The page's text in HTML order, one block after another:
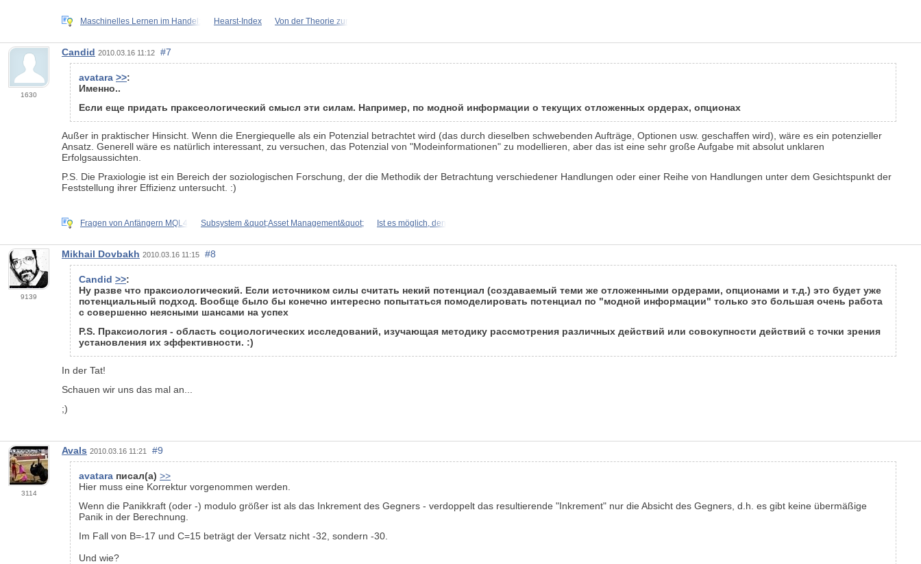
Maschinelles Lernen im Handel: Hearst-Index Von der Theorie zur
1630
Candid 2010.03.16 11:12 #7
avatara >>:
Именно..
Если еще придать праксеологический смысл эти силам. Например, по модной информации о текущих отложенных ордерах, опционах
Außer in praktischer Hinsicht. Wenn die Energiequelle als ein Potenzial betrachtet wird (das durch dieselben schwebenden Aufträge, Optionen usw. geschaffen wird), wäre es ein potenzieller
Ansatz. Generell wäre es natürlich interessant, zu versuchen, das Potenzial von "Modeinformationen" zu modellieren, aber das ist eine sehr große Aufgabe mit absolut unklaren
Erfolgsaussichten.
P.S. Die Praxiologie ist ein Bereich der soziologischen Forschung, der die Methodik der Betrachtung verschiedener Handlungen oder einer Reihe von Handlungen unter dem Gesichtspunkt der
Feststellung ihrer Effizienz untersucht. :)
Fragen von Anfängern MQL4 Subsystem &quot;Asset Management&quot; Ist es möglich, den
9139
Mikhail Dovbakh 2010.03.16 11:15 #8
Candid >>:
Ну разве что праксиологический. Если источником силы считать некий потенциал (создаваемый теми же отложенными ордерами, опционами и т.д.) это будет уже
потенциальный подход. Вообще было бы конечно интересно попытаться помоделировать потенциал по "модной информации" только это большая очень работа
с совершенно неясными шансами на успех
P.S. Праксиология - область социологических исследований, изучающая методику рассмотрения различных действий или совокупности действий с точки зрения
установления их эффективности. :)
In der Tat!
Schauen wir uns das mal an...
;)
3114
Avals 2010.03.16 11:21 #9
avatara писал(а) >>
Hier muss eine Korrektur vorgenommen werden.
Wenn die Panikkraft (oder -) modulo größer ist als das Inkrement des Gegners - verdoppelt das resultierende "Inkrement" nur die Absicht des Gegners, d.h. es gibt keine übermäßige
Panik in der Berechnung.
Im Fall von B=-17 und C=15 beträgt der Versatz nicht -32, sondern -30.
Und wie?